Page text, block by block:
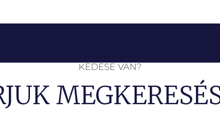
KÉDÉSE VAN?